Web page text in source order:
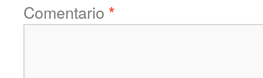
Comentario *